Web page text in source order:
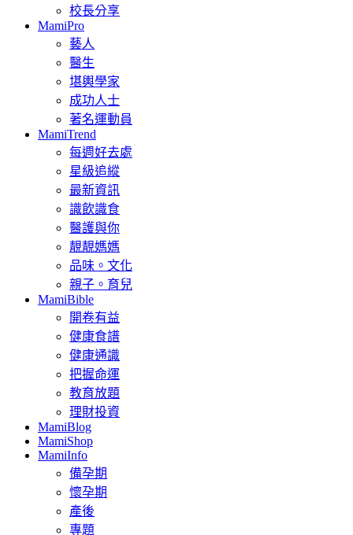
校長分享
MamiPro
藝人
醫生
堪輿學家
成功人士
著名運動員
MamiTrend
每週好去處
星級追縱
最新資訊
識飲識食
醫護與你
靚靚媽媽
品味。文化
親子。育兒
MamiBible
開卷有益
健康食譜
健康通識
把握命運
教育放題
理財投資
MamiBlog
MamiShop
MamiInfo
備孕期
懷孕期
產後
專題